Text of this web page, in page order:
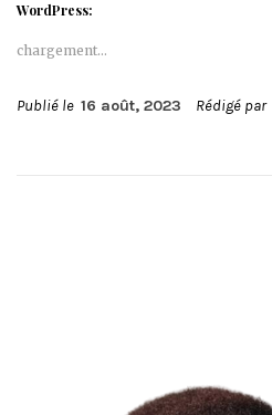
WordPress:
chargement…
Publié le 16 août, 2023 Rédigé par